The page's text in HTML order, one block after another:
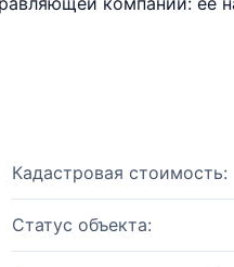
Кадастровая стоимость:
Статус объекта: